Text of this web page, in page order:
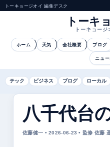
トーキョージオイ 編集デスク
トーキ
トーキョー
ホーム 天気 会社概要 ブログ
ニュ
テック ビジネス ブログ ローカル
八千代台
佐藤健一 • 2026-06-23 • 監修 佐藤